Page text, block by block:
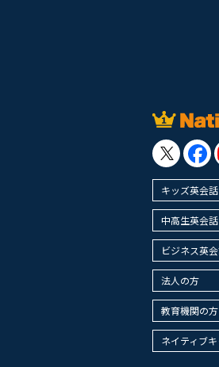
キッズ英会話
中高生英会話
ビジネス英
法人の方
教育機関の方
ネイティブ